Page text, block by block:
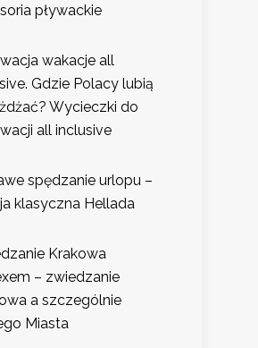
pływackie
wakacje all
Gdzie Polacy lubią
Wycieczki do
all inclusive
spędzanie urlopu –
klasyczna Hellada
Krakowa
– zwiedzanie
a szczególnie
Miasta